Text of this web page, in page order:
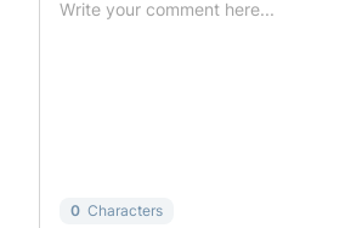
-
-
0 Characters